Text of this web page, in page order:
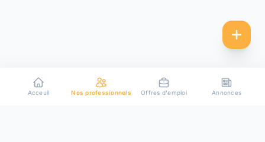
Acceuil Nos professionnels Offres d'emploi Annonces